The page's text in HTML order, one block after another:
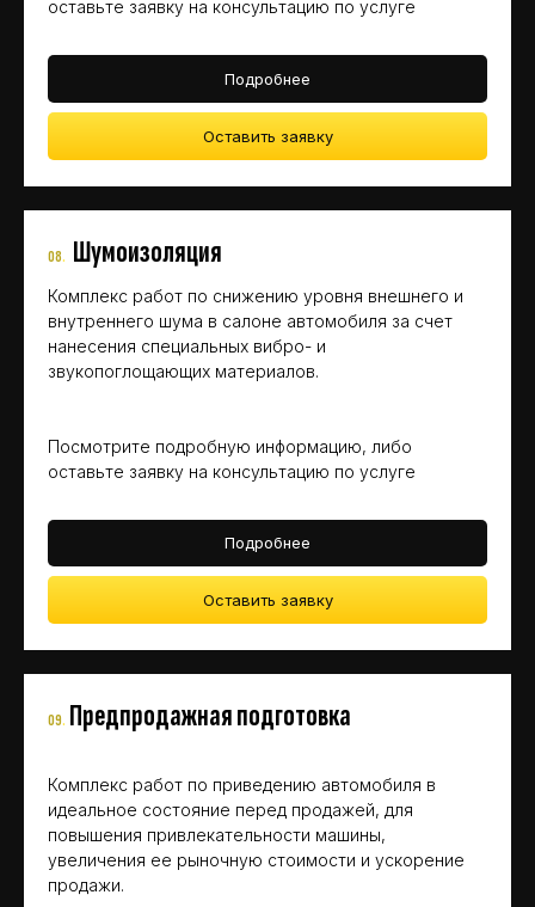
оставьте заявку на консультацию по услуге
Подробнее
Оставить заявку
08. Шумоизоляция
Комплекс работ по снижению уровня внешнего и
внутреннего шума в салоне автомобиля за счет
нанесения специальных вибро- и
звукопоглощающих материалов.
Посмотрите подробную информацию, либо
оставьте заявку на консультацию по услуге
Подробнее
Оставить заявку
09. Предпродажная подготовка
Комплекс работ по приведению автомобиля в
идеальное состояние перед продажей, для
повышения привлекательности машины,
увеличения ее рыночную стоимости и ускорение
продажи.